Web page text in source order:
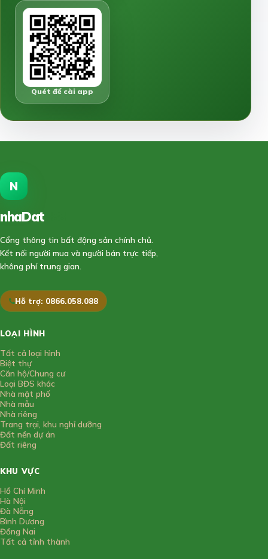
Quét để cài app
N
nhaDat
Cổng thông tin bất động sản chính chủ.
Kết nối người mua và người bán trực tiếp,
không phí trung gian.
Hỗ trợ: 0866.058.088
LOẠI HÌNH
Tất cả loại hình
Biệt thự
Căn hộ/Chung cư
Loại BĐS khác
Nhà mặt phố
Nhà mẫu
Nhà riêng
Trang trại, khu nghỉ dưỡng
Đất nền dự án
Đất riêng
KHU VỰC
Hồ Chí Minh
Hà Nội
Đà Nẵng
Bình Dương
Đồng Nai
Tất cả tỉnh thành